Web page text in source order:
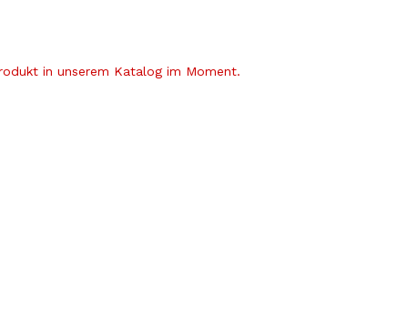
in unserem Katalog im Moment.